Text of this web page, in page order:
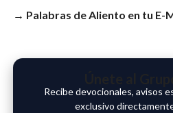
→ Palabras de Aliento en tu E-
Recibe devocionales, avisos
exclusivo